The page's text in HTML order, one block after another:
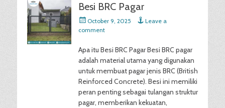
Besi BRC Pagar
Posted
on
October 9, 2025
Leave a
comment
Apa itu Besi BRC Pagar Besi BRC pagar
adalah material utama yang digunakan
untuk membuat pagar jenis BRC (British
Reinforced Concrete). Besi ini memiliki
peran penting sebagai tulangan struktur
pagar, memberikan kekuatan,